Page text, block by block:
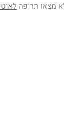
מצאו תרופה